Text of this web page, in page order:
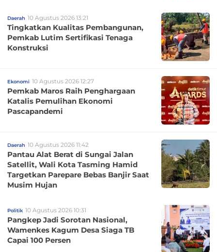
Daerah 10 Agustus 2026 13:21
Tingkatkan Kualitas Pembangunan,
Pemkab Lutim Sertifikasi Tenaga
Konstruksi
Ekonomi 10 Agustus 2026 12:27
Pemkab Maros Raih Penghargaan
Katalis Pemulihan Ekonomi
Pascapandemi
Daerah 10 Agustus 2026 11:42
Pantau Alat Berat di Sungai Jalan
Satellit, Wali Kota Tasming Hamid
Targetkan Parepare Bebas Banjir Saat
Musim Hujan
Politik 10 Agustus 2026 10:31
Pangkep Jadi Sorotan Nasional,
Wamenkes Kagum Desa Siaga TB
Capai 100 Persen